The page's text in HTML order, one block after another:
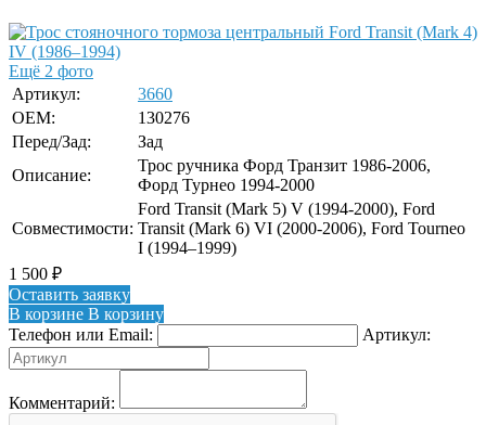
Ещё 2 фото
Артикул:
3660
OEM:
130276
Перед/Зад:
Зад
Описание:
Трос ручника Форд Транзит 1986-2006,
Форд Турнео 1994-2000
Совместимости:
Ford Transit (Mark 5) V (1994-2000), Ford
Transit (Mark 6) VI (2000-2006), Ford Tourneo
I (1994–1999)
1 500 ₽
Оставить заявку
В корзине В корзину
Телефон или Email:
Артикул:
Комментарий: